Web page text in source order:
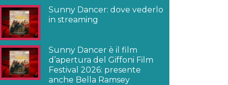
Sunny Dancer: dove vederlo
in streaming
Sunny Dancer è il film
d’apertura del Giffoni Film
Festival 2026: presente
anche Bella Ramsey